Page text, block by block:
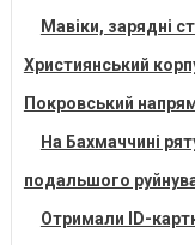
Мавіки, зарядні
Християнський
Покровський
На Бахмаччині
подальшого
Отримали ID-